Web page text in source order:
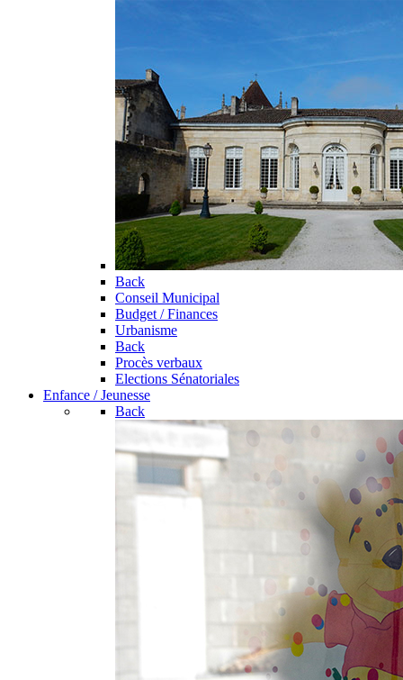
Back
Conseil Municipal
Budget / Finances
Urbanisme
Back
Procès verbaux
Elections Sénatoriales
Enfance / Jeunesse
Back